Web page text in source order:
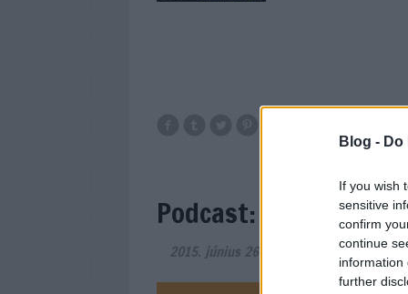
Blog -
If you wish
sensitive
confirm
continue
information
further
Podcast: 2015 első
2015. június 26.